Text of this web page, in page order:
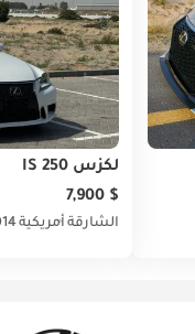
لكزس IS 250
$ 7,900
الشارقة أمريكية